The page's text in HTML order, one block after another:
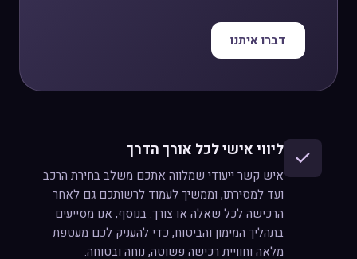
דברו איתנו
ליווי אישי לכל אורך הדרך
איש קשר ייעודי שמלווה אתכם משלב בחירת הרכב
ועד למסירתו, וממשיך לעמוד לרשותכם גם לאחר
הרכישה לכל שאלה או צורך. בנוסף, אנו מסייעים
בתהליך המימון והביטוח, כדי להעניק לכם מעטפת
מלאה וחוויית רכישה פשוטה, נוחה ובטוחה.